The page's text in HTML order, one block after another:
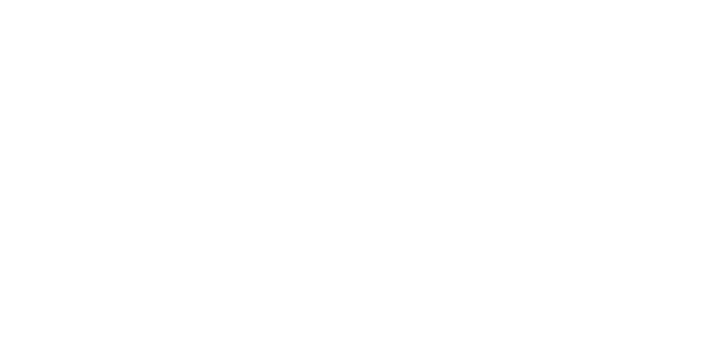
Details finden Sie
die folgenden Bereiche:
auswählen>Kontinuierlichen Datenschutz aktivieren.
Backup-Service>Intelligente Benachrichtigung>Benachrichtigung hinzufügen
nicht zu aktivieren, besteht im dauerhaften Verlust
Modells für die gemeinsame Verantwortung, bei dem Salesforce die
für die darin enthaltenen Daten verantwortlich ist. Ohne eine spezielle
Datenbeschädigungen durch fehlerhafte Integrationen, versehentliche
Automatisierungen, die den Kundenverlauf löschen können.